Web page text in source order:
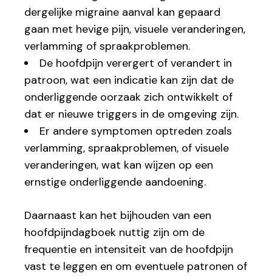
dergelijke migraine aanval kan gepaard
gaan met hevige pijn, visuele veranderingen,
verlamming of spraakproblemen.
De hoofdpijn verergert of verandert in
patroon, wat een indicatie kan zijn dat de
onderliggende oorzaak zich ontwikkelt of
dat er nieuwe triggers in de omgeving zijn.
Er andere symptomen optreden zoals
verlamming, spraakproblemen, of visuele
veranderingen, wat kan wijzen op een
ernstige onderliggende aandoening.
Daarnaast kan het bijhouden van een
hoofdpijndagboek nuttig zijn om de
frequentie en intensiteit van de hoofdpijn
vast te leggen en om eventuele patronen of